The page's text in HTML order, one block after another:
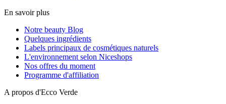
En savoir plus
Notre beauty Blog
Quelques ingrédients
Labels principaux de cosmétiques naturels
L'environnement selon Niceshops
Nos offres du moment
Programme d'affiliation
A propos d'Ecco Verde